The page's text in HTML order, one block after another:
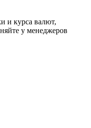
и курса валют,
у менеджеров